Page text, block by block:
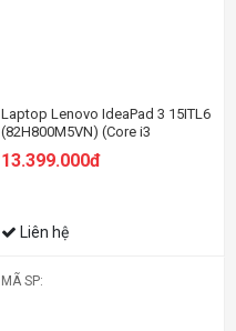
Laptop Lenovo IdeaPad 3 15ITL6
(82H800M5VN) (Core i3
1115G4/8GB RAM/256GB
SSD/15.6 FHD/Win11/Xanh)
13.399.000đ
Liên hệ
MÃ SP: